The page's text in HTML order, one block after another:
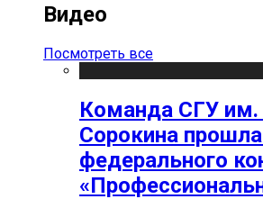
Видео
Посмотреть все
Команда СГУ
Сорокина
федерального